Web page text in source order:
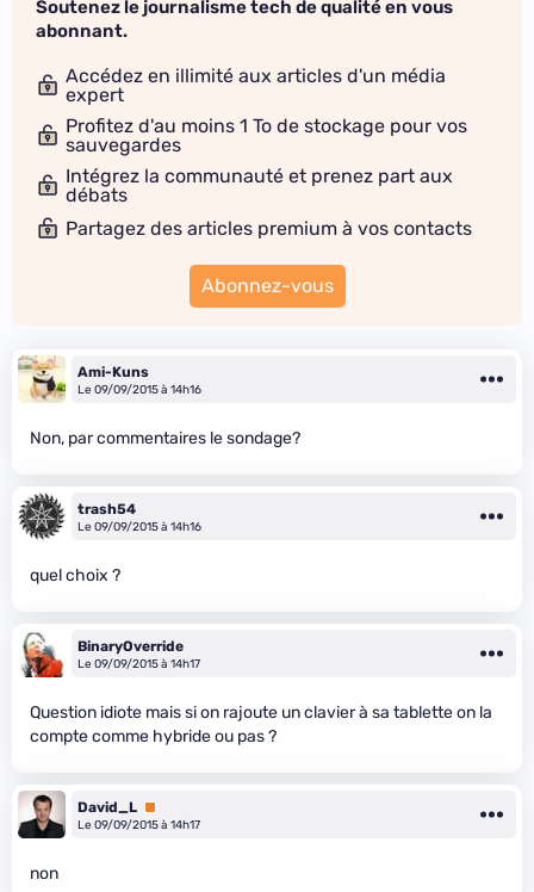
Soutenez le journalisme tech de qualité en vous
abonnant.
Accédez en illimité aux articles d'un média
expert
Profitez d'au moins 1 To de stockage pour vos
sauvegardes
Intégrez la communauté et prenez part aux
débats
Partagez des articles premium à vos contacts
Abonnez-vous
Ami-Kuns
Le 09/09/2015 à 14h16
Non, par commentaires le sondage?
trash54
Le 09/09/2015 à 14h16
quel choix ?
BinaryOverride
Le 09/09/2015 à 14h17
Question idiote mais si on rajoute un clavier à sa tablette on la
compte comme hybride ou pas ?
David_L Premium
Le 09/09/2015 à 14h17
non